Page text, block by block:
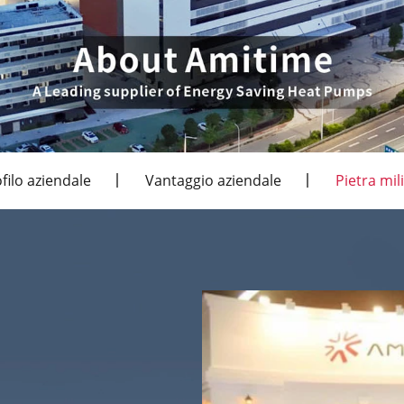
aziendale Vantaggio aziendale Pietra